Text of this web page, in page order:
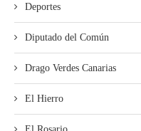
Deportes
Diputado del Común
Drago Verdes Canarias
El Hierro